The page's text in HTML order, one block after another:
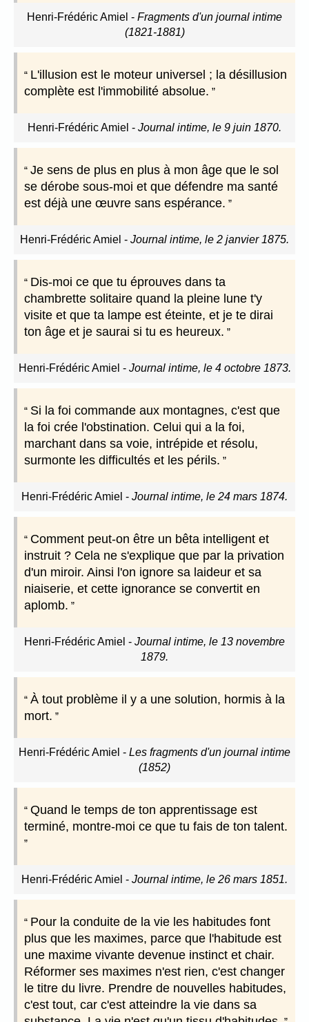
Henri-Frédéric Amiel - Fragments d'un journal intime
(1821-1881)
L'illusion est le moteur universel ; la désillusion
complète est l'immobilité absolue.
Henri-Frédéric Amiel - Journal intime, le 9 juin 1870.
Je sens de plus en plus à mon âge que le sol
se dérobe sous-moi et que défendre ma santé
est déjà une œuvre sans espérance.
Henri-Frédéric Amiel - Journal intime, le 2 janvier 1875.
Dis-moi ce que tu éprouves dans ta
chambrette solitaire quand la pleine lune t'y
visite et que ta lampe est éteinte, et je te dirai
ton âge et je saurai si tu es heureux.
Henri-Frédéric Amiel - Journal intime, le 4 octobre 1873.
Si la foi commande aux montagnes, c'est que
la foi crée l'obstination. Celui qui a la foi,
marchant dans sa voie, intrépide et résolu,
surmonte les difficultés et les périls.
Henri-Frédéric Amiel - Journal intime, le 24 mars 1874.
Comment peut-on être un bêta intelligent et
instruit ? Cela ne s'explique que par la privation
d'un miroir. Ainsi l'on ignore sa laideur et sa
niaiserie, et cette ignorance se convertit en
aplomb.
Henri-Frédéric Amiel - Journal intime, le 13 novembre
1879.
À tout problème il y a une solution, hormis à la
mort.
Henri-Frédéric Amiel - Les fragments d'un journal intime
(1852)
Quand le temps de ton apprentissage est
terminé, montre-moi ce que tu fais de ton talent.
Henri-Frédéric Amiel - Journal intime, le 26 mars 1851.
Pour la conduite de la vie les habitudes font
plus que les maximes, parce que l'habitude est
une maxime vivante devenue instinct et chair.
Réformer ses maximes n'est rien, c'est changer
le titre du livre. Prendre de nouvelles habitudes,
c'est tout, car c'est atteindre la vie dans sa